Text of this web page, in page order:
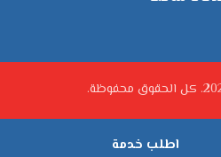
اطلب خدمة